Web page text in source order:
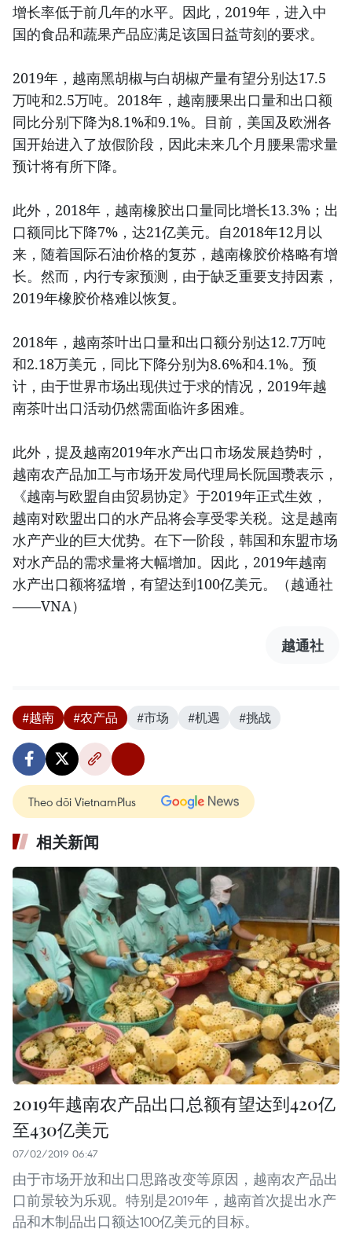
增长率低于前几年的水平。因此，2019年，进入中
国的食品和蔬果产品应满足该国日益苛刻的要求。
2019年，越南黑胡椒与白胡椒产量有望分别达17.5
万吨和2.5万吨。2018年，越南腰果出口量和出口额
同比分别下降为8.1%和9.1%。目前，美国及欧洲各
国开始进入了放假阶段，因此未来几个月腰果需求量
预计将有所下降。
此外，2018年，越南橡胶出口量同比增长13.3%；出
口额同比下降7%，达21亿美元。自2018年12月以
来，随着国际石油价格的复苏，越南橡胶价格略有增
长。然而，内行专家预测，由于缺乏重要支持因素，
2019年橡胶价格难以恢复。
2018年，越南茶叶出口量和出口额分别达12.7万吨
和2.18万美元，同比下降分别为8.6%和4.1%。预
计，由于世界市场出现供过于求的情况，2019年越
南茶叶出口活动仍然需面临许多困难。
此外，提及越南2019年水产出口市场发展趋势时，
越南农产品加工与市场开发局代理局长阮国瓒表示，
《越南与欧盟自由贸易协定》于2019年正式生效，
越南对欧盟出口的水产品将会享受零关税。这是越南
水产产业的巨大优势。在下一阶段，韩国和东盟市场
对水产品的需求量将大幅增加。因此，2019年越南
水产出口额将猛增，有望达到100亿美元。（越通社
——VNA）
越通社
#越南 #农产品 #市场 #机遇 #挑战
Theo dõi VietnamPlus
相关新闻
2019年越南农产品出口总额有望达到420亿
至430亿美元
07/02/2019 06:47
由于市场开放和出口思路改变等原因，越南农产品出
口前景较为乐观。特别是2019年，越南首次提出水产
品和木制品出口额达100亿美元的目标。